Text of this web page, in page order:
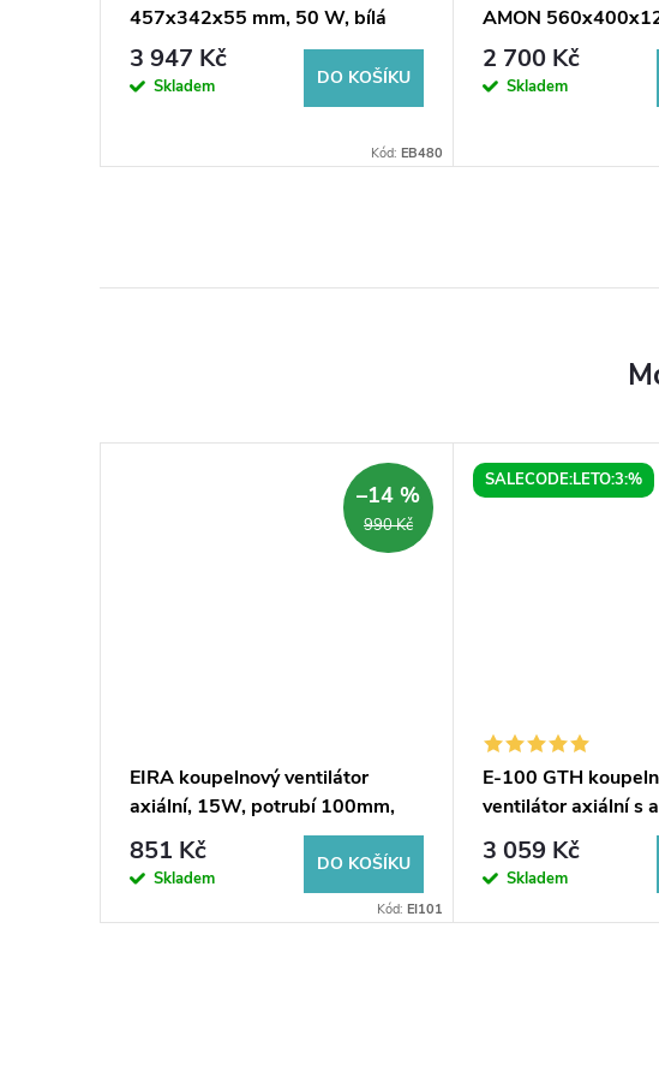
457x342x55 mm, 50 W, bílá
3 947 Kč
Skladem DO KOŠÍKU
Kód: EB480
AMON
(bss7535)
2 700 Kč
Skladem
990 Kč
–14 %
EIRA koupelnový ventilátor
axiální, 15W, potrubí 100mm,
bílá
851 Kč
Skladem
DO KOŠÍKU
Kód: EI101
SALECODE:LETO:3:%
E-100 GTH
ventilátor axiální s
4W/8W, potrubí
3 059 Kč
Skladem